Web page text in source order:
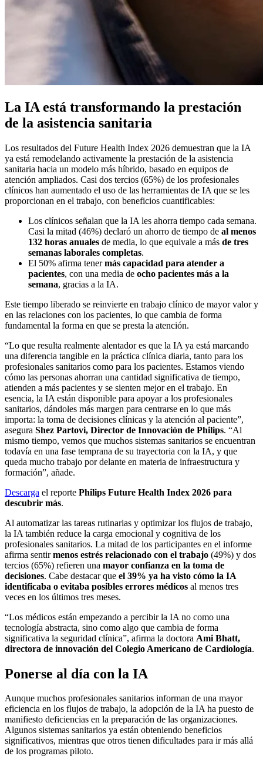
La IA está transformando la prestación
de la asistencia sanitaria
Los resultados del Future Health Index 2026 demuestran que la IA
ya está remodelando activamente la prestación de la asistencia
sanitaria hacia un modelo más híbrido, basado en equipos de
atención ampliados. Casi dos tercios (65%) de los profesionales
clínicos han aumentado el uso de las herramientas de IA que se les
proporcionan en el trabajo, con beneficios cuantificables:
Los clínicos señalan que la IA les ahorra tiempo cada semana.
Casi la mitad (46%) declaró un ahorro de tiempo de al menos
132 horas anuales de media, lo que equivale a más de tres
semanas laborales completas.
El 50% afirma tenermás capacidad para atender a
pacientes, con una media de ocho pacientes más a la
semana, gracias a la IA.
Este tiempo liberado se reinvierte en trabajo clínico de mayor valor y
en las relaciones con los pacientes, lo que cambia de forma
fundamental la forma en que se presta la atención.
“Lo que resulta realmente alentador es que la IA ya está marcando
una diferencia tangible en la práctica clínica diaria, tanto para los
profesionales sanitarios como para los pacientes. Estamos viendo
cómo las personas ahorran una cantidad significativa de tiempo,
atienden a más pacientes y se sienten mejor en el trabajo. En
esencia, la IA están disponible para apoyar a los profesionales
sanitarios, dándoles más margen para centrarse en lo que más
importa: la toma de decisiones clínicas y la atención al paciente”,
asegura Shez Partovi, Director de Innovación de Philips. “Al
mismo tiempo, vemos que muchos sistemas sanitarios se encuentran
todavía en una fase temprana de su trayectoria con la IA, y que
queda mucho trabajo por delante en materia de infraestructura y
formación”, añade.
Descarga el reporte Philips Future Health Index 2026 para
descubrir más.
Al automatizar las tareas rutinarias y optimizar los flujos de trabajo,
la IA también reduce la carga emocional y cognitiva de los
profesionales sanitarios. La mitad de los participantes en el informe
afirma sentirmenos estrés relacionado con el trabajo (49%) y dos
tercios (65%) refieren una mayor confianza en la toma de
decisiones. Cabe destacar que el 39% ya ha visto cómo la IA
identificaba o evitaba posibles errores médicos al menos tres
veces en los últimos tres meses.
“Los médicos están empezando a percibir la IA no como una
tecnología abstracta, sino como algo que cambia de forma
significativa la seguridad clínica”, afirma la doctora Ami Bhatt,
directora de innovación del Colegio Americano de Cardiología.
Ponerse al día con la IA
Aunque muchos profesionales sanitarios informan de una mayor
eficiencia en los flujos de trabajo, la adopción de la IA ha puesto de
manifiesto deficiencias en la preparación de las organizaciones.
Algunos sistemas sanitarios ya están obteniendo beneficios
significativos, mientras que otros tienen dificultades para ir más allá
de los programas piloto.